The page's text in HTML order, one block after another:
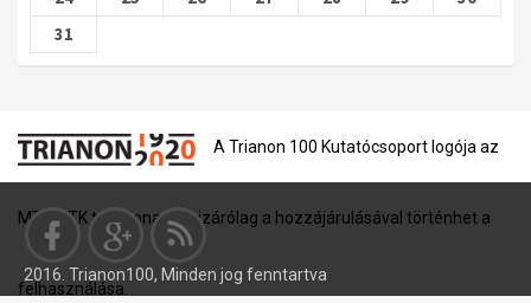
31
A Trianon 100 Kutatócsoport logója az
MTA BTK tulajdona, és kizárólag a hozzájárulásával történhet a
felhasználása.
2016. Trianon100, Minden jog fenntartva